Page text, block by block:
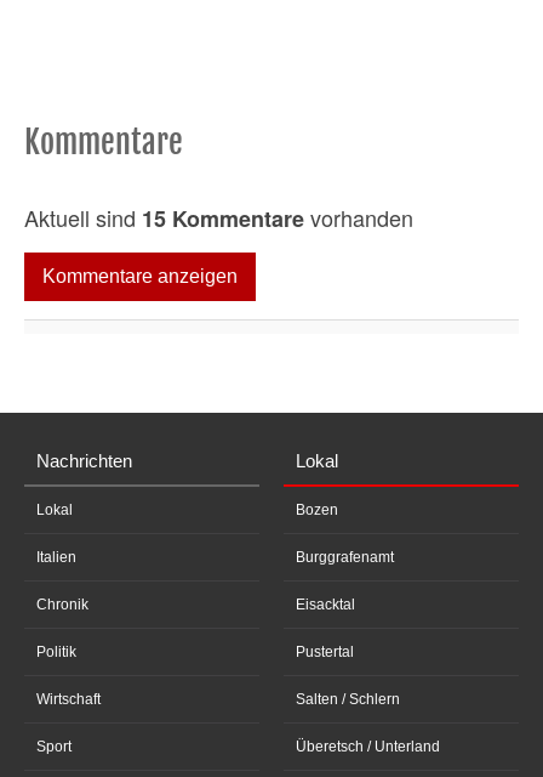
Kommentare
Aktuell sind 15 Kommentarevorhanden
Kommentare anzeigen
Nachrichten
Lokal
Italien
Chronik
Politik
Wirtschaft
Sport
Lokal
Bozen
Burggrafenamt
Eisacktal
Pustertal
Salten / Schlern
Überetsch / Unterland